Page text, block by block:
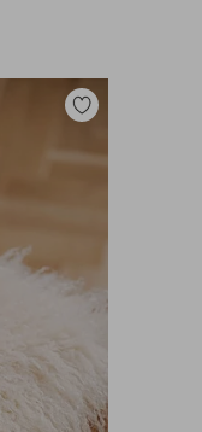
Tilføj
favoritter